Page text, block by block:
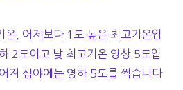
온, 어제보다 1도 높은 최고기온입
2도이고 낮 최고기온 영상 5도입
져 심야에는 영하 5도를 찍습니다